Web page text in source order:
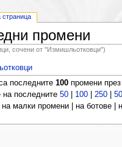
промени
сочени от "Измишльотковци")
последните 100промени през
на последните 50| 100| 250|
малки промени | на ботове |
страница